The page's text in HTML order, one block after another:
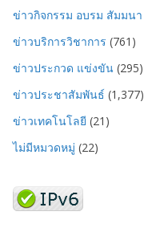
ข่าวกิจกรรม อบรม สัมมนา
ข่าวบริการวิชาการ (761)
ข่าวประกวด แข่งขัน (295)
ข่าวประชาสัมพันธ์ (1,377)
ข่าวเทคโนโลยี (21)
ไม่มีหมวดหมู่ (22)